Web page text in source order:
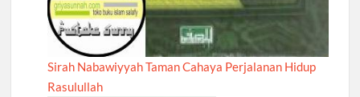
Sirah Nabawiyyah Taman Cahaya Perjalanan Hidup
Rasulullah